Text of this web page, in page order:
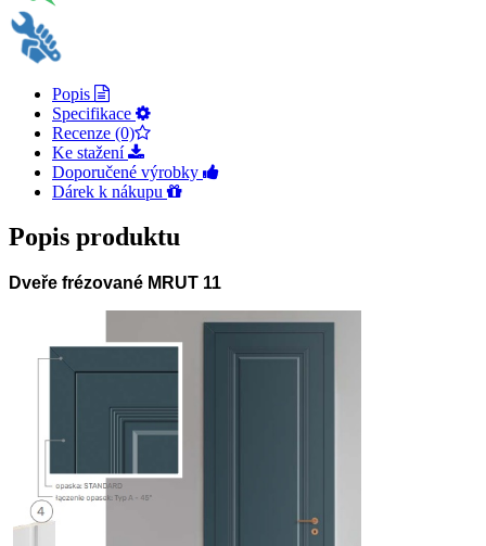
Popis
Specifikace
Recenze (0)
Ke stažení
Doporučené výrobky
Dárek k nákupu
Popis produktu
Dveře frézované MRUT 11